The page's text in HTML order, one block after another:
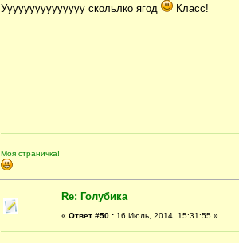
Ууууууууууууууу скольлко ягод Класс!
Моя страничка!
Re: Голубика
« Ответ #50 : 16 Июль, 2014, 15:31:55 »